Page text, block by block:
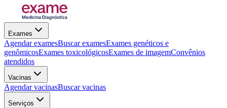
Exames
Agendar examesBuscar examesExames genéticos e
genômicosExames toxicológicosExames de imagemConvênios
atendidos
Vacinas
Agendar vacinasBuscar vacinas
Serviços